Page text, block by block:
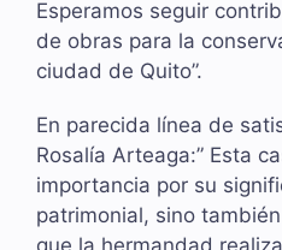
Esperamos seguir
de obras para la
ciudad de Quito”.
En parecida línea de
Rosalía Arteaga:” Esta
importancia por su
patrimonial, sino